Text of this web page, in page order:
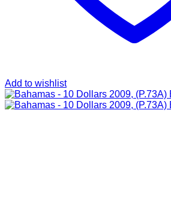
Add to wishlist